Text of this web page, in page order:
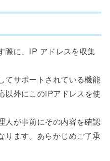
際に、IP アドレスを収集
てサポートされている機能
以外にこのIPアドレスを使
人が事前にその内容を確認
ります。あらかじめご了承